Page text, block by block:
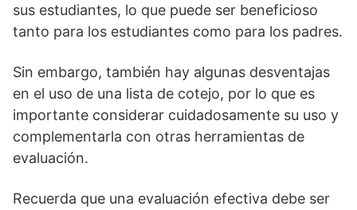
sus estudiantes, lo que puede ser beneficioso
tanto para los estudiantes como para los padres.
Sin embargo, también hay algunas desventajas
en el uso de una lista de cotejo, por lo que es
importante considerar cuidadosamente su uso y
complementarla con otras herramientas de
evaluación.
Recuerda que una evaluación efectiva debe ser